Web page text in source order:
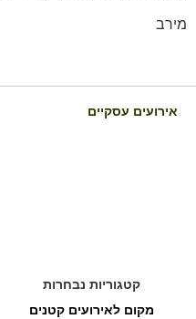
מירב
אירועים עסקיים
קטגוריות נבחרות
מקום לאירועים קטנים